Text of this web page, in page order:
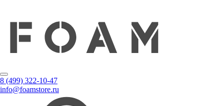
8 (499) 322-10-47
info@foamstore.ru